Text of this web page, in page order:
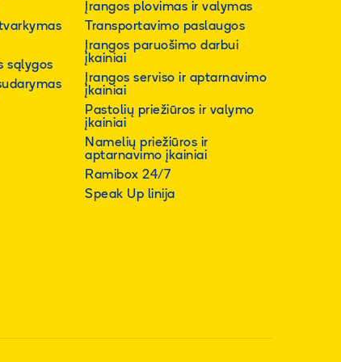
sąlygos
Įrangos plovimas ir valymas
Transportavimo paslaugos
Įrangos paruošimo darbui
įkainiai
Įrangos serviso ir aptarnavimo
įkainiai
Pastolių priežiūros ir valymo
įkainiai
Namelių priežiūros ir
aptarnavimo įkainiai
Ramibox 24/7
Speak Up linija